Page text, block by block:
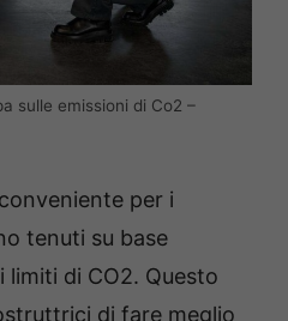
sulle emissioni di Co2 –
per i
tenuti su base
limiti di CO2. Questo
di fare meglio